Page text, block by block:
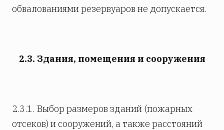
обвалованиями резервуаров не допускается.
2.3. Здания, помещения и сооружения
2.3.1. Выбор размеров зданий (пожарных
отсеков) и сооружений, а также расстояний